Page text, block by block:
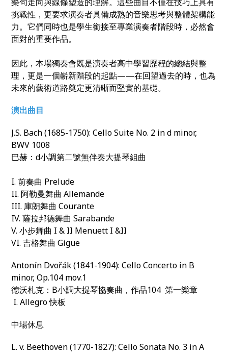
挑戰性，更要求演奏者具備成熟的音樂思考與整體架構能
力。它們同時也是學生銜接至專業演奏者階段時，必然會
面對的重要作品。
因此，本場獨奏會既是演奏者高中學習歷程的總結與整
理，更是一個嶄新階段的起點——在回望過去的時，也為
未來的藝術道路奠定更清晰而堅實的基礎。
演出曲目
J.S. Bach (1685-1750): Cello Suite No. 2 in d minor,
BWV 1008
巴赫：d小調第二號無伴奏大提琴組曲
I. 前奏曲 Prelude
II. 阿勒曼舞曲 Allemande
III. 庫朗舞曲 Courante
IV. 薩拉邦德舞曲 Sarabande
V. 小步舞曲 I & II Menuett I &II
VI. 吉格舞曲 Gigue
Antonín Dvořák (1841-1904): Cello Concerto in B
minor, Op.104 mov.1
德沃札克：B小調大提琴協奏曲，作品104 第一樂章
I. Allegro 快板
中場休息
L. v. Beethoven (1770-1827): Cello Sonata No. 3 in A